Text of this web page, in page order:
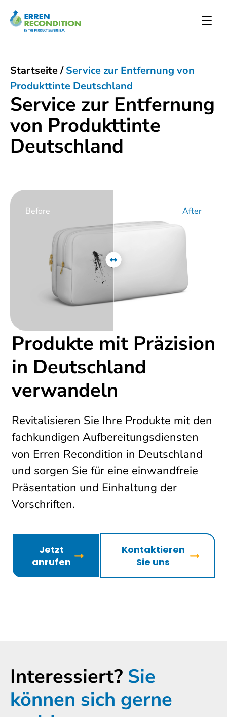
Service zur Entfernung
von Produkttinte
Deutschland
Startseite/Service zur Entfernung von
Produkttinte Deutschland
Before After
Produkte mit Präzision
in Deutschland
verwandeln
Revitalisieren Sie Ihre Produkte mit den
fachkundigen Aufbereitungsdiensten
von Erren Recondition in Deutschland
und sorgen Sie für eine einwandfreie
Präsentation und Einhaltung der
Vorschriften.
Jetzt
anrufen
Kontaktieren
Sie uns
Interessiert? Sie
können sich gerne